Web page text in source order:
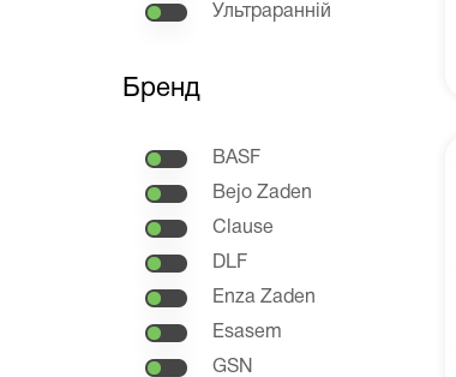
Ультраранній
Бренд
BASF
Bejo Zaden
Clause
DLF
Enza Zaden
Esasem
GSN